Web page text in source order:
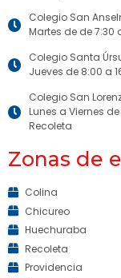
Colegio San
Martes de de 7:30
Colegio Santa
Jueves de 8:00 a
Colegio San
Lunes a Viernes
Recoleta
Zonas de
Colina
Chicureo
Huechuraba
Recoleta
Providencia